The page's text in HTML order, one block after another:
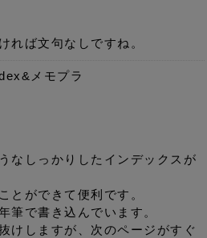
れば文句なしですね。
メモプラ
なしっかりしたインデックスが
とができて便利です。
筆で書き込んでいます。
けしますが、次のページがすぐ